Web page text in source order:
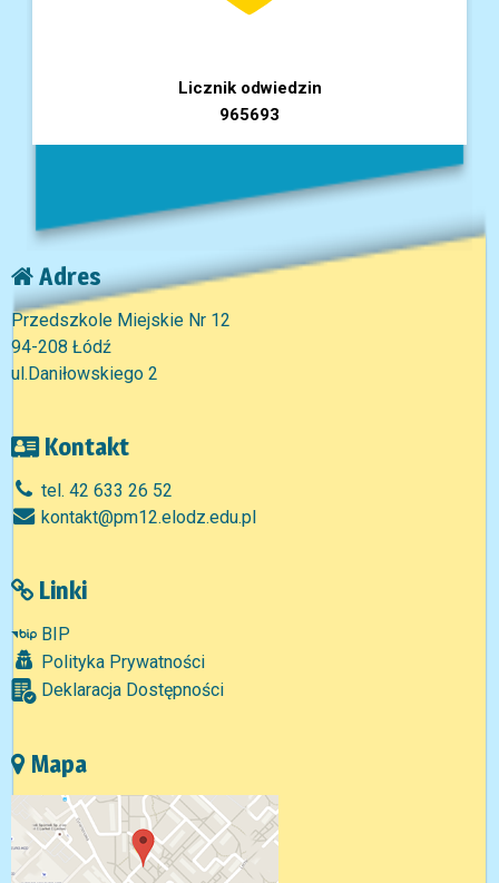
Licznik odwiedzin
965693
Adres
Przedszkole Miejskie Nr 12
94-208 Łódź
ul.Daniłowskiego 2
Kontakt
tel. 42 633 26 52
kontakt@pm12.elodz.edu.pl
Linki
BIP
Polityka Prywatności
Deklaracja Dostępności
Mapa